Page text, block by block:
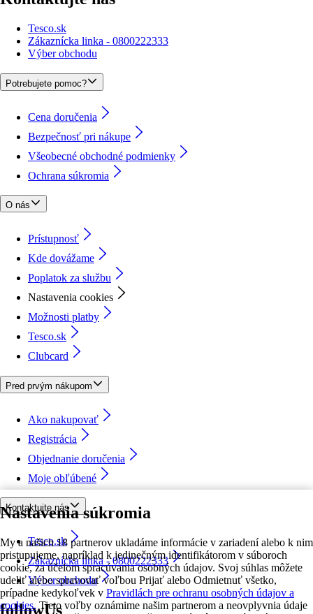
Nastavenia súkromia
My a našich 18 partnerov ukladáme informácie v zariadení alebo k nim
pristupujeme, napríklad k jedinečným identifikátorom v súboroch
cookie, za účelom spracúvania osobných údajov. Svoj súhlas môžete
udeliť alebo spravovať voľbou Prijať alebo Odmietnuť všetko,
prípadne kedykoľvek v Pravidlách pre ochranu osobných údajov a
cookies. Tieto voľby oznámime našim partnerom a neovplyvnia údaje
Tesco.sk
Zákaznícka linka - 0800222333
Výber obchodu
Potrebujete pomoc?
Cena doručenia
Bezpečnosť pri nákupe
Všeobecné obchodné podmienky
Ochrana súkromia
O nás
Prístupnosť
Kde dovážame
Poplatok za službu
Nastavenia cookies
Možnosti platby
Tesco.sk
Clubcard
Pred prvým nákupom
Ako nakupovať
Registrácia
Objednanie doručenia
Moje obľúbené
Kontaktujte nás
Tesco.sk
Zákaznícka linka - 0800222333
Výber obchodu
followUs